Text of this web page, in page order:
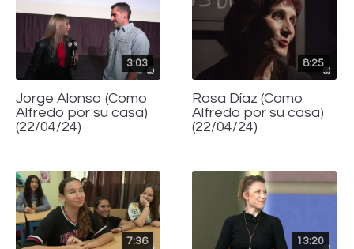
3:03
Jorge Alonso (Como
Alfredo por su casa)
(22/04/24)
8:25
Rosa Díaz (Como
Alfredo por su casa)
(22/04/24)
7:36 13:20